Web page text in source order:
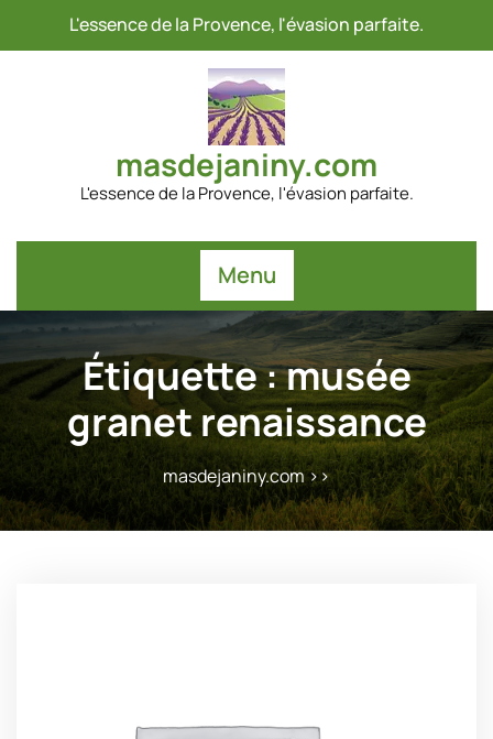
L'essence de la Provence, l'évasion parfaite.
masdejaniny.com
L'essence de la Provence, l'évasion parfaite.
Menu
Étiquette :musée
granet renaissance
masdejaniny.com>>